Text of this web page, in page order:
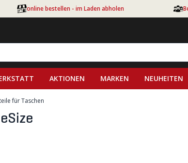
online bestellen - im Laden abholen
AKTIONEN MARKEN NEUHEITEN
für Taschen